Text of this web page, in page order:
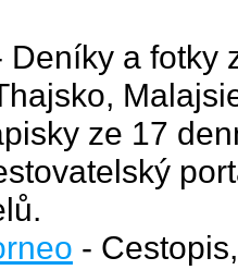
Deníky a fotky
ze 17
-